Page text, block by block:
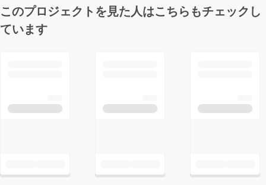
このプロジェクトを見た人はこちらもチェックし
ています